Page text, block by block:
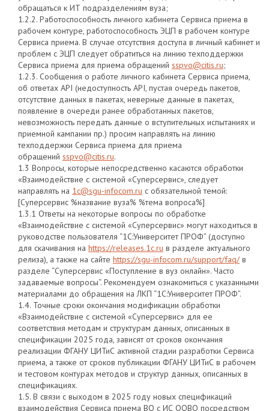
обращаться к ИТ подразделениям вуза;
1.2.2. Работоспособность личного кабинета Сервиса приема в
рабочем контуре, работоспособность ЭЦП в рабочем контуре
Сервиса приема. В случае отсутствия доступа в личный кабинет и
проблем с ЭЦП следует обратиться на линию техподдержки
Сервиса приема для приема обращений sspvo@citis.ru;
1.2.3. Сообщения о работе личного кабинета Сервиса приема,
об ответах API (недоступность API, пустая очередь пакетов,
отсутствие данных в пакетах, неверные данные в пакетах,
появление в очереди ранее обработанных пакетов,
невозможность передать данные о вступительных испытаниях и
приемной кампании пр.) просим направлять на линию
техподдержки Сервиса приема для приема
обращений sspvo@citis.ru.
1.3 Вопросы, которые непосредственно касаются обработки
«Взаимодействие с системой «Суперсервис», следует
направлять на 1c@sgu-infocom.ru с обязательной темой:
[Суперсервис %название вуза% %тема вопроса%]
1.3.1 Ответы на некоторые вопросы по обработке
«Взаимодействие с системой «Суперсервис» могут находиться в
руководстве пользователя “1С:Университет ПРОФ” (доступно
для скачивания на https://releases.1c.ru в разделе актуального
релиза), а также на сайте https://sgu-infocom.ru/support/faq/в
разделе “Суперсервис «Поступление в вуз онлайн». Часто
задаваемые вопросы“. Рекомендуем ознакомиться с указанными
материалами до обращения на ЛКП “1С:Университет ПРОФ”.
1.4. Точные сроки окончания модификации обработки
«Взаимодействие с системой «Суперсервис» для ее
соответствия методам и структурам данных, описанных в
спецификации 2025 года, зависят от сроков окончания
реализации ФГАНУ ЦИТиС активной стадии разработки Сервиса
приема, а также от сроков публикации ФГАНУ ЦИТиС в рабочем
и тестовом контурах методов и структур данных, описанных в
спецификациях.
1.5. В связи с выходом в 2025 году новых спецификаций
взаимодействия Сервиса приема ВО с ИС ООВО посредством